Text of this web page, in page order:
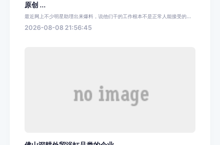
原创 ...
最近网上不少明星助理出来爆料，说他们干的工作根本不是正常人能接受的...
2026-08-08 21:56:45